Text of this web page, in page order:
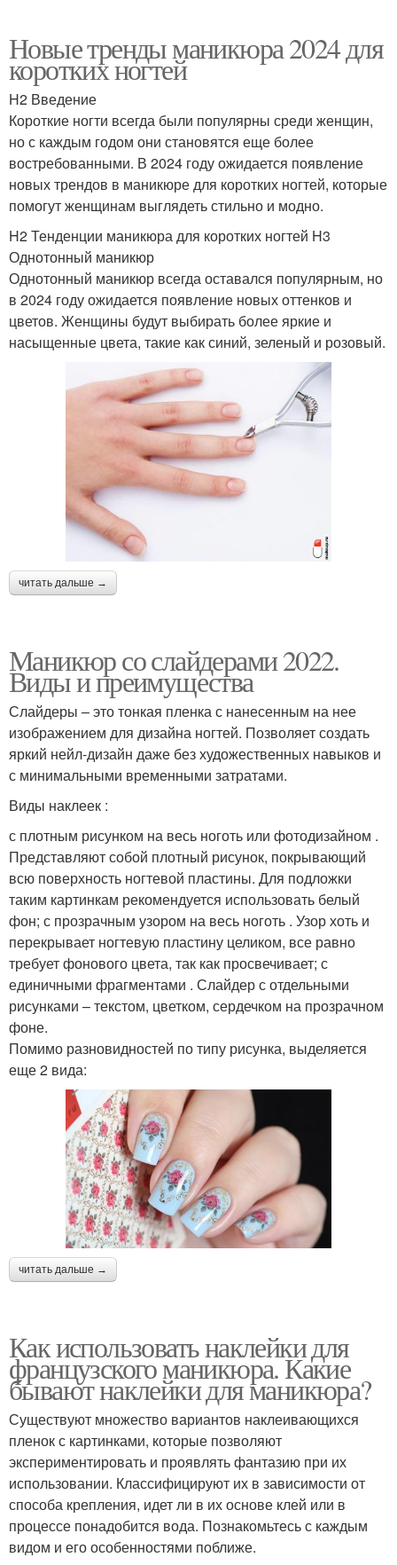
Новые тренды маникюра 2024 для
коротких ногтей
H2 Введение
Короткие ногти всегда были популярны среди женщин,
но с каждым годом они становятся еще более
востребованными. В 2024 году ожидается появление
новых трендов в маникюре для коротких ногтей, которые
помогут женщинам выглядеть стильно и модно.
H2 Тенденции маникюра для коротких ногтей H3
Однотонный маникюр
Однотонный маникюр всегда оставался популярным, но
в 2024 году ожидается появление новых оттенков и
цветов. Женщины будут выбирать более яркие и
насыщенные цвета, такие как синий, зеленый и розовый.
читать дальше →
Маникюр со слайдерами 2022.
Виды и преимущества
Слайдеры – это тонкая пленка с нанесенным на нее
изображением для дизайна ногтей. Позволяет создать
яркий нейл-дизайн даже без художественных навыков и
с минимальными временными затратами.
Виды наклеек :
с плотным рисунком на весь ноготь или фотодизайном .
Представляют собой плотный рисунок, покрывающий
всю поверхность ногтевой пластины. Для подложки
таким картинкам рекомендуется использовать белый
фон; с прозрачным узором на весь ноготь . Узор хоть и
перекрывает ногтевую пластину целиком, все равно
требует фонового цвета, так как просвечивает; с
единичными фрагментами . Слайдер с отдельными
рисунками – текстом, цветком, сердечком на прозрачном
фоне.
Помимо разновидностей по типу рисунка, выделяется
еще 2 вида:
читать дальше →
Как использовать наклейки для
французского маникюра. Какие
бывают наклейки для маникюра?
Существуют множество вариантов наклеивающихся
пленок с картинками, которые позволяют
экспериментировать и проявлять фантазию при их
использовании. Классифицируют их в зависимости от
способа крепления, идет ли в их основе клей или в
процессе понадобится вода. Познакомьтесь с каждым
видом и его особенностями поближе.